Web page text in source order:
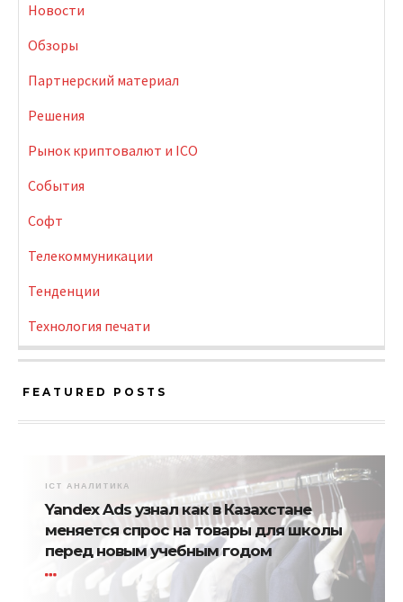
Новости
Обзоры
Партнерский материал
Решения
Рынок криптовалют и ICO
События
Софт
Телекоммуникации
Тенденции
Технология печати
FEATURED POSTS
ICT АНАЛИТИКА
Yandex Ads узнал как в Казахстане
меняется спрос на товары для школы
перед новым учебным годом